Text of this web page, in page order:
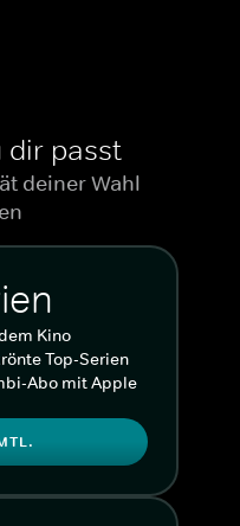
dir passt
deiner Wahl
Kino
Top-Serien
Abo mit Apple